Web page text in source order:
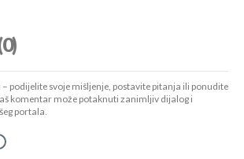
podijelite svoje mišljenje, postavite pitanja ili ponudite
komentar može potaknuti zanimljiv dijalog i
portala.